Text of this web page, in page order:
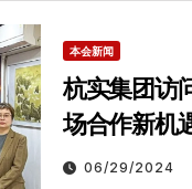
本会新闻
杭实集团访
场合作新机
06/29/2024